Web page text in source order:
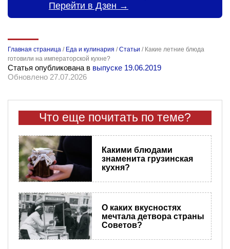
Перейти в Дзен →
Главная страница / Еда и кулинария /Статьи / Какие летние блюда
готовили на императорской кухне?
Статья опубликована в выпуске 19.06.2019
Обновлено 27.07.2026
Что еще почитать по теме?
Какими блюдами
знаменита грузинская
кухня?
О каких вкусностях
мечтала детвора страны
Советов?